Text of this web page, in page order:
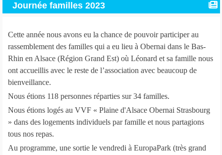
Journée familles 2023
Cette année nous avons eu la chance de pouvoir participer au
rassemblement des familles qui a eu lieu à Obernai dans le Bas-
Rhin en Alsace (Région Grand Est) où Léonard et sa famille nous
ont accueillis avec le reste de l’association avec beaucoup de
bienveillance.
Nous étions 118 personnes réparties sur 34 familles.
Nous étions logés au VVF « Plaine d'Alsace Obernai Strasbourg
» dans des logements individuels par famille et nous partagions
tous nos repas.
Au programme, une sortie le vendredi à EuropaPark (très grand